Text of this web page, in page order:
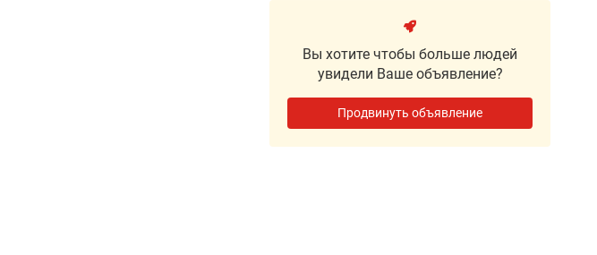
Вы хотите чтобы больше людей
увидели Ваше объявление?
Продвинуть объявление